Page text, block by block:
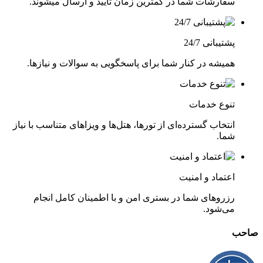
برنامه‌ریزی کنید تا تمامی بخش‌ها و نمایش‌ها را ببینید.
امکانات رفاهی سیاره سبز دبی
رستوران‌ها و کافه‌ها
در سیاره سبز دبی، چندین کافه و رستوران وجود دارد که می‌توانید
لذت ببرید.
سرویس‌های بهداشتی و امکانات دیگر
سیاره سبز دبی به تمامی امکانات رفاهی از جمله سرویس‌ های
بهداشتی، فروشگاه‌ های سوغاتی و نقاط استراحت مجهز است تا
بازدیدکنندگان تجربه‌ ای راحت و لذت‌ بخش داشته باشند.
نتیجه‌گیری
در قلب دبی است. اگر علاقه‌ مند به کشف دنیای زیست‌ شناسی و
ها برای شماست. بازدید از سیاره سبز دبی، نه تنها شما را با گونه‌
پشتیبانی 24/7
همیشه در کنار شما برای پاسخگویی به سوالات و نیازها.
تنوع خدمات
انتخاب گسترده‌ای از تورها، هتل‌ها و ویزاهای متناسب با نیاز
شما.
اعتماد و امنیت
رزروهای شما در بستری امن و با اطمینان کامل انجام
می‌شود.
صاحب